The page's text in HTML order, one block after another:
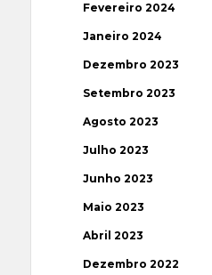
Fevereiro 2024
Janeiro 2024
Dezembro 2023
Setembro 2023
Agosto 2023
Julho 2023
Junho 2023
Maio 2023
Abril 2023
Dezembro 2022